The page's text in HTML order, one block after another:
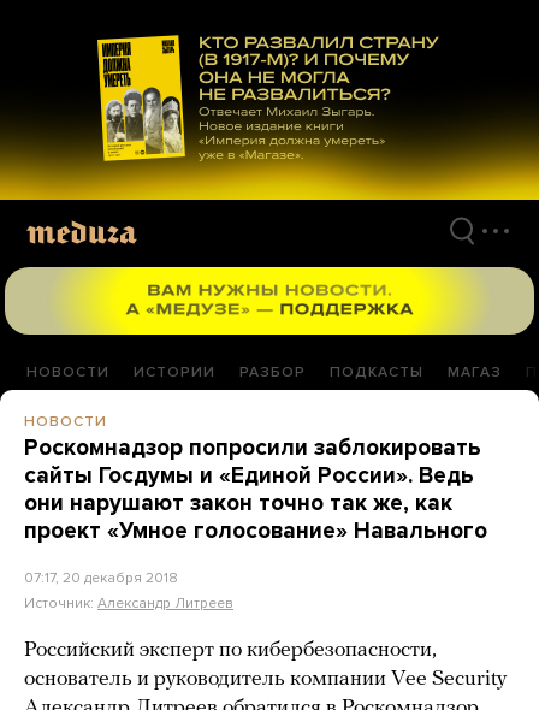
материалам
НОВОСТИ ИСТОРИИ РАЗБОР ПОДКАСТЫ МАГАЗ
НОВОСТИ
Роскомнадзор попросили заблокировать
сайты Госдумы и «Единой России». Ведь
они нарушают закон точно так же, как
проект «Умное голосование» Навального
07:17, 20 декабря 2018
Источник: Александр Литреев
Российский эксперт по кибербезопасности,
основатель и руководитель компании Vee Security